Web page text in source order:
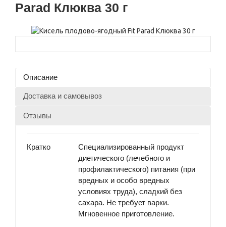
Parad Клюква 30 г
Описание
Доставка и самовывоз
Отзывы
Кратко
Специализированный продукт
диетического (лечебного и
профилактического) питания (при
вредных и особо вредных
условиях труда), сладкий без
сахара. Не требует варки.
Мгновенное приготовление.